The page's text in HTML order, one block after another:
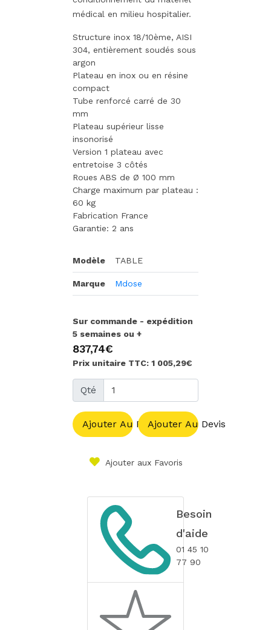
médical en milieu hospitalier.
Structure inox 18/10ème, AISI
304, entièrement soudés sous
argon
Plateau en inox ou en résine
compact
Tube renforcé carré de 30
mm
Plateau supérieur lisse
insonorisé
Version 1 plateau avec
entretoise 3 côtés
Roues ABS de Ø 100 mm
Charge maximum par plateau :
60 kg
Fabrication France
Garantie: 2 ans
Modèle TABLE
Marque Mdose
Sur commande - expédition
5 semaines ou +
837,74€
Prix unitaire TTC: 1 005,29€
Qté
Ajouter Au PanierAjouter Au Devis
Ajouter aux Favoris
Besoin
d'aide
01 45 10
77 90